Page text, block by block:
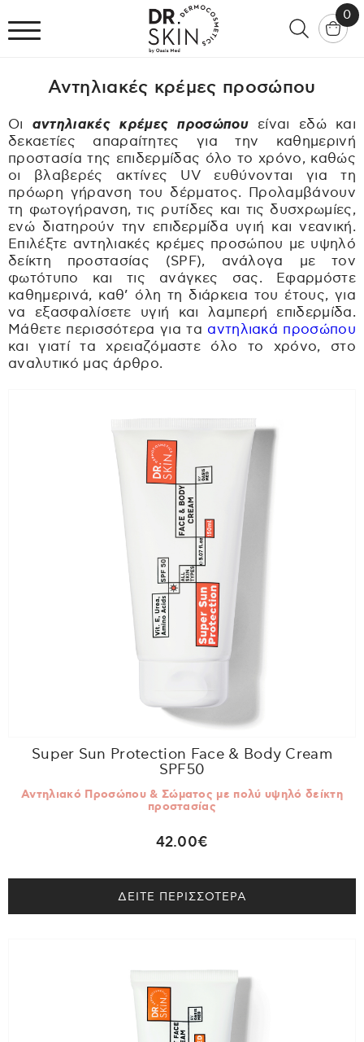
0
Αντηλιακές κρέμες προσώπου
Οι αντηλιακές κρέμες προσώπουείναι εδώ και
δεκαετίες απαραίτητες για την καθημερινή
προστασία της επιδερμίδας όλο το χρόνο, καθώς
οι βλαβερές ακτίνες UV ευθύνονται για τη
πρόωρη γήρανση του δέρματος. Προλαμβάνουν
τη φωτογήρανση, τις ρυτίδες και τις δυσχρωμίες,
ενώ διατηρούν την επιδερμίδα υγιή και νεανική.
Επιλέξτε αντηλιακές κρέμες προσώπου με υψηλό
δείκτη προστασίας (SPF), ανάλογα με τον
φωτότυπο και τις ανάγκες σας. Εφαρμόστε
καθημερινά, καθ’ όλη τη διάρκεια του έτους, για
να εξασφαλίσετε υγιή και λαμπερή επιδερμίδα.
Μάθετε περισσότερα για τα αντηλιακά προσώπου
και γιατί τα χρειαζόμαστε όλο το χρόνο, στο
αναλυτικό μας άρθρο.
Super Sun Protection Face & Body Cream
SPF50
Αντηλιακό Προσώπου & Σώματος με πολύ υψηλό δείκτη
προστασίας
42.00€
ΔΕΙΤΕ ΠΕΡΙΣΣΟΤΕΡΑ